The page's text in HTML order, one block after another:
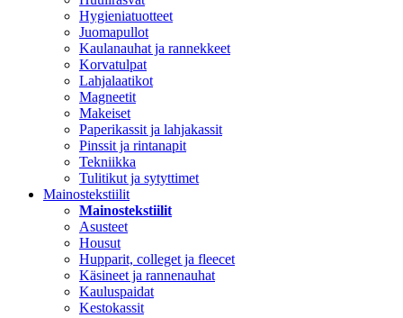
Hygieniatuotteet
Juomapullot
Kaulanauhat ja rannekkeet
Korvatulpat
Lahjalaatikot
Magneetit
Makeiset
Paperikassit ja lahjakassit
Pinssit ja rintanapit
Tekniikka
Tulitikut ja sytyttimet
Mainostekstiilit
Mainostekstiilit
Asusteet
Housut
Hupparit, colleget ja fleecet
Käsineet ja rannenauhat
Kauluspaidat
Kestokassit